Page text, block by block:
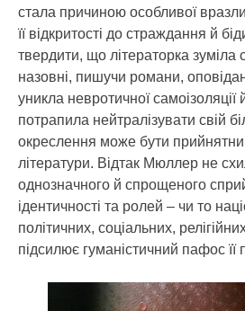
стала причиною особливої
її відкритості до страждання й
твердити, що літераторка зуміла
назовні, пишучи романи,
уникла невротичної самоізоляції
потрапила нейтралізувати свій
окреслення може бути
літератури. Відтак Мюллер не
однозначного й спрощеного
ідентичності та ролей – чи то
політичних, соціальних,
підсилює гуманістичний пафос її